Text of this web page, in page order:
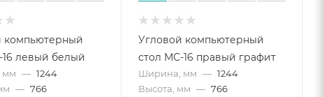
компьютерный
левый белый
мм — 1244
— 766
Угловой компьютерный
стол МС-16 правый графит
Ширина, мм — 1244
Высота, мм — 766